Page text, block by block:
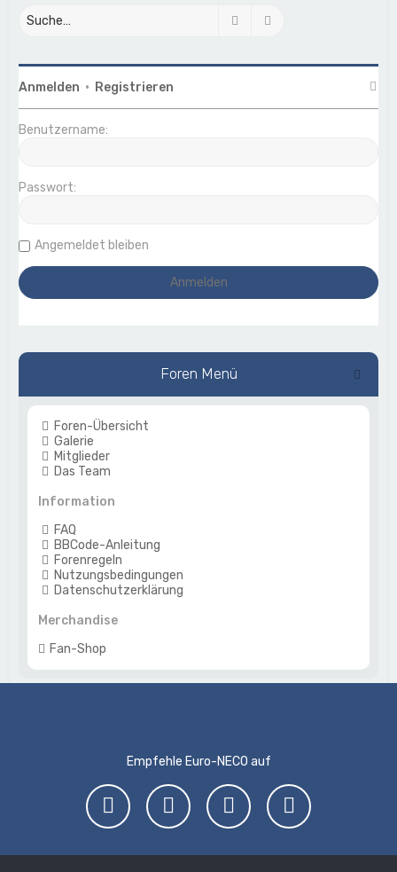
Suche
Anmelden • Registrieren
Benutzername:
Passwort:
Angemeldet bleiben
Foren Menü
Foren-Übersicht
Galerie
Mitglieder
Das Team
Information
FAQ
BBCode-Anleitung
Forenregeln
Nutzungsbedingungen
Datenschutzerklärung
Merchandise
Fan-Shop
Empfehle Euro-NECO auf